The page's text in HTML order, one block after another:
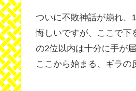
ついに不敗神話が崩れ、
悔しいですが、ここで下
の2位以内は十分に手が
ここから始まる、ギラの